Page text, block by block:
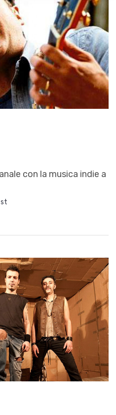
con la musica indie a